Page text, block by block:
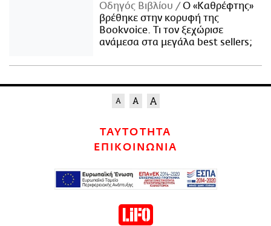
Οδηγός Βιβλίου
Ο «Καθρέφτης»
βρέθηκε στην κορυφή της
Bookvoice. Τι τον ξεχώρισε
ανάμεσα στα μεγάλα best sellers;
ΤΑΥΤΟΤΗΤΑ
ΕΠΙΚΟΙΝΩΝΙΑ